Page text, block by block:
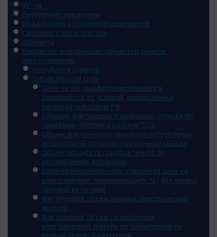
Устав
Внутренние документы
Информация о собраниях акционеров
Сведения о регистраторе
Контакты
Раскрытие информации субъектом рынков
электроэнергии
Республика Бурятия
Забайкальский край
Цена на э/э, дифференцированная в
зависимости от условий, определенных
законодательством РФ
Объемы фактического полезного отпуска по
тарифным группам в разрезе ТСО
Объем фактического пикового потребления
мощности на оптовом и розничном рынках
Объем мощности приобретенной по
регулируемым договорам
Средневзвешенная нерегулируемая цена на
электрическую энергию(мощность) для первой
ценовой категории
Фактический объем покупки электрической
энергии
Фактический объем потребления
электрической энергии потребителями по